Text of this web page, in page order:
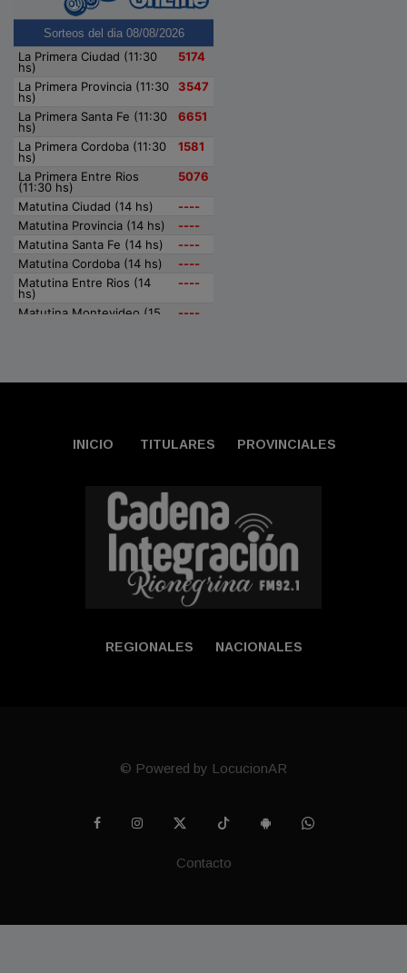
INICIO TITULARES PROVINCIALES
REGIONALES NACIONALES
© Powered by LocucionAR
Contacto